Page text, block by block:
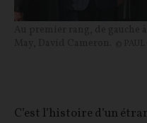
C’est l’histoire d’un